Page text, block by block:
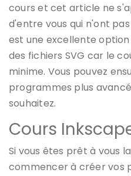
cours et cet article ne
d'entre vous qui n'ont
est une excellente
des fichiers SVG car le
minime. Vous pouvez
programmes plus
souhaitez.
Cours
Si vous êtes prêt à vous
commencer à créer vos